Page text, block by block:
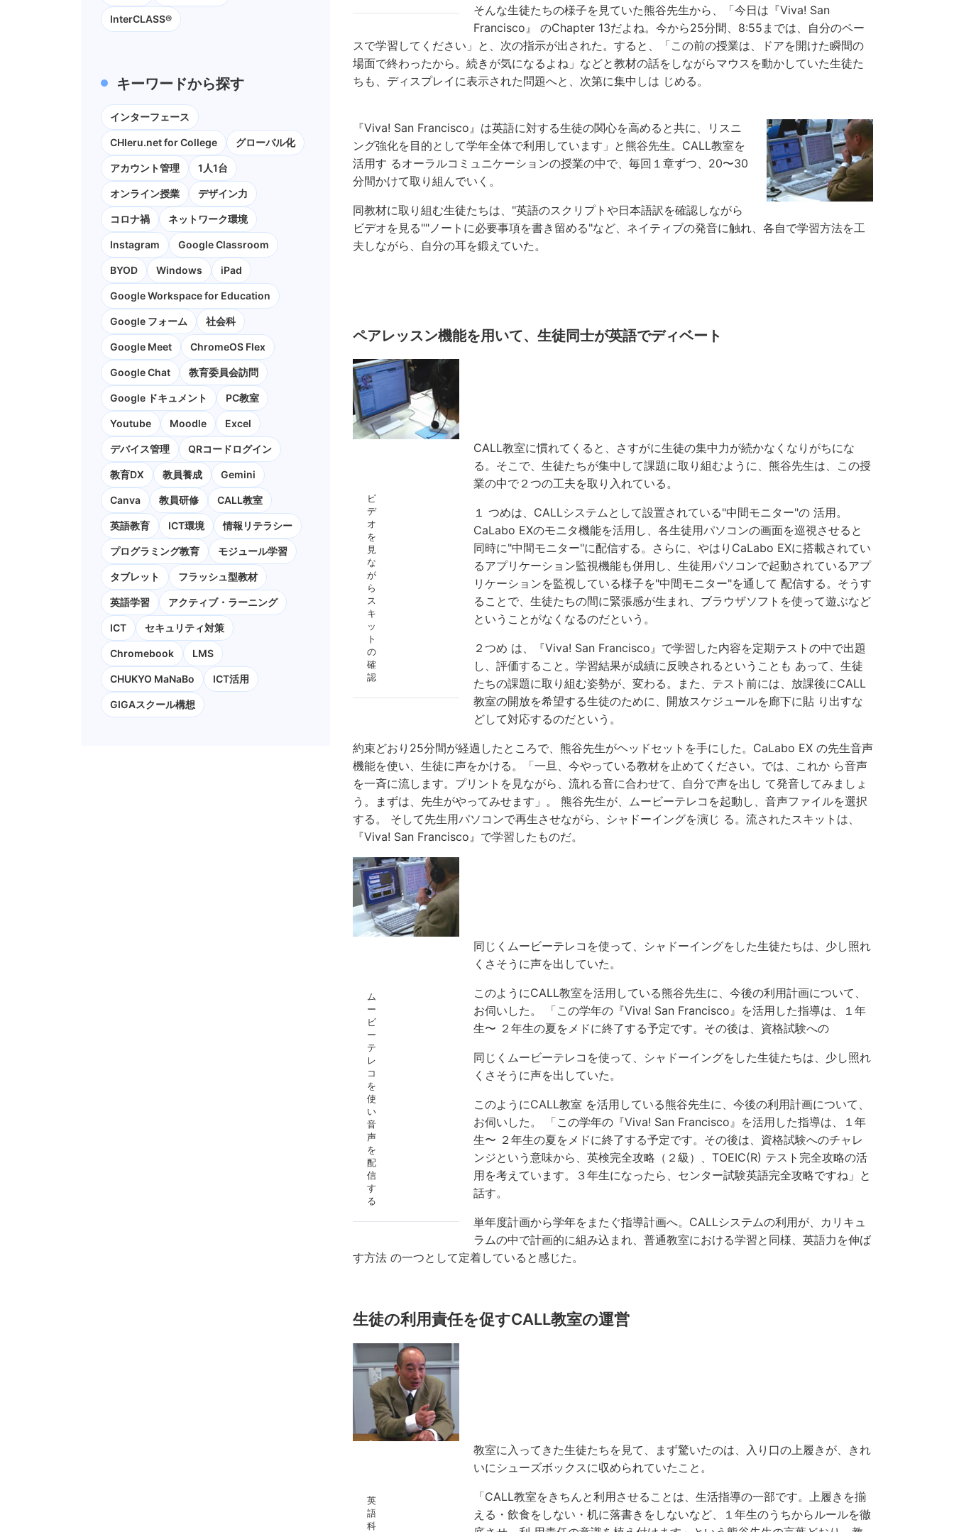
そんな生徒たちの様子を見ていた熊谷先生から、「今日は『Viva! San
Francisco』 のChapter 13だよね。今から25分間、8:55までは、自分のペー
スで学習してください」と、次の指示が出された。すると、「この前の授業は、ドアを開けた瞬間の
場面で終わったから。続きが気になるよね」などと教材の話をしながらマウスを動かしていた生徒た
ちも、ディスプレイに表示された問題へと、次第に集中しは じめる。
『Viva! San Francisco』は英語に対する生徒の関心を高めると共に、リスニ
ング強化を目的として学年全体で利用しています」と熊谷先生。CALL教室を
活用す るオーラルコミュニケーションの授業の中で、毎回１章ずつ、20〜30
分間かけて取り組んでいく。
同教材に取り組む生徒たちは、"英語のスクリプトや日本語訳を確認しながら
ビデオを見る""ノートに必要事項を書き留める"など、ネイティブの発音に触れ、各自で学習方法を工
夫しながら、自分の耳を鍛えていた。
ペアレッスン機能を用いて、生徒同士が英語でディベート
ビ
デ
オ
を
見
な
が
ら
ス
キ
ッ
ト
の
確
認
CALL教室に慣れてくると、さすがに生徒の集中力が続かなくなりがちにな
る。そこで、生徒たちが集中して課題に取り組むように、熊谷先生は、この授
業の中で２つの工夫を取り入れている。
１ つめは、CALLシステムとして設置されている"中間モニター"の 活用。
CaLabo EXのモニタ機能を活用し、各生徒用パソコンの画面を巡視させると
同時に"中間モニター"に配信する。さらに、やはりCaLabo EXに搭載されてい
るアプリケーション監視機能も併用し、生徒用パソコンで起動されているアプ
リケーションを監視している様子を"中間モニター"を通して 配信する。そうす
ることで、生徒たちの間に緊張感が生まれ、ブラウザソフトを使って遊ぶなど
ということがなくなるのだという。
２つめ は、『Viva! San Francisco』で学習した内容を定期テストの中で出題
し、評価すること。学習結果が成績に反映されるということも あって、生徒
たちの課題に取り組む姿勢が、変わる。また、テスト前には、放課後にCALL
教室の開放を希望する生徒のために、開放スケジュールを廊下に貼 り出すな
どして対応するのだという。
約束どおり25分間が経過したところで、熊谷先生がヘッドセットを手にした。CaLabo EX の先生音声
機能を使い、生徒に声をかける。「一旦、今やっている教材を止めてください。では、これか ら音声
を一斉に流します。プリントを見ながら、流れる音に合わせて、自分で声を出し て発音してみましょ
う。まずは、先生がやってみせます」。 熊谷先生が、ムービーテレコを起動し、音声ファイルを選択
する。 そして先生用パソコンで再生させながら、シャドーイングを演じ る。流されたスキットは、
『Viva! San Francisco』で学習したものだ。
ム
ー
ビ
ー
テ
レ
コ
を
使
い
音
声
を
配
信
す
る
同じくムービーテレコを使って、シャドーイングをした生徒たちは、少し照れ
くさそうに声を出していた。
このようにCALL教室を活用している熊谷先生に、今後の利用計画について、
お伺いした。 「この学年の『Viva! San Francisco』を活用した指導は、１年
生〜 ２年生の夏をメドに終了する予定です。その後は、資格試験への
同じくムービーテレコを使って、シャドーイングをした生徒たちは、少し照れ
くさそうに声を出していた。
このようにCALL教室 を活用している熊谷先生に、今後の利用計画について、
お伺いした。 「この学年の『Viva! San Francisco』を活用した指導は、１年
生〜 ２年生の夏をメドに終了する予定です。その後は、資格試験へのチャレ
ンジという意味から、英検完全攻略（２級）、TOEIC(R) テスト完全攻略の活
用を考えています。３年生になったら、センター試験英語完全攻略ですね」と
話す。
単年度計画から学年をまたぐ指導計画へ。CALLシステムの利用が、カリキュ
ラムの中で計画的に組み込まれ、普通教室における学習と同様、英語力を伸ば
す方法 の一つとして定着していると感じた。
生徒の利用責任を促すCALL教室の運営
英
語
科
教室に入ってきた生徒たちを見て、まず驚いたのは、入り口の上履きが、きれ
いにシューズボックスに収められていたこと。
「CALL教室をきちんと利用させることは、生活指導の一部です。上履きを揃
える・飲食をしない・机に落書きをしないなど、１年生のうちからルールを徹
InterCLASS®
キーワードから探す
インターフェース
CHIeru.net for College グローバル化
アカウント管理 1人1台
オンライン授業 デザイン力
コロナ禍 ネットワーク環境
Instagram Google Classroom
BYOD Windows iPad
Google Workspace for Education
Google フォーム 社会科
Google Meet ChromeOS Flex
Google Chat 教育委員会訪問
Google ドキュメント PC教室
Youtube Moodle Excel
デバイス管理 QRコードログイン
教育DX 教員養成 Gemini
Canva 教員研修 CALL教室
英語教育 ICT環境 情報リテラシー
プログラミング教育 モジュール学習
タブレット フラッシュ型教材
英語学習 アクティブ・ラーニング
ICT セキュリティ対策
Chromebook LMS
CHUKYO MaNaBo ICT活用
GIGAスクール構想